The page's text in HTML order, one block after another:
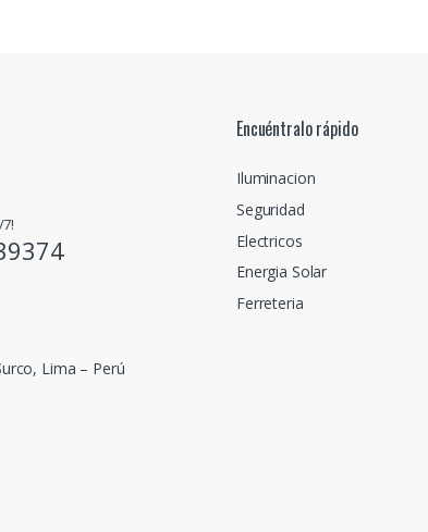
Lima – Perú
Encuéntralo rápido
Iluminacion
Seguridad
Electricos
Energia Solar
Ferreteria